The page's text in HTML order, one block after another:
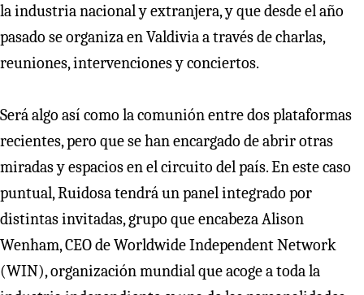
la industria nacional y extranjera, y que desde el año
pasado se organiza en Valdivia a través de charlas,
reuniones, intervenciones y conciertos.
Será algo así como la comunión entre dos plataformas
recientes, pero que se han encargado de abrir otras
miradas y espacios en el circuito del país. En este caso
puntual, Ruidosa tendrá un panel integrado por
distintas invitadas, grupo que encabeza Alison
Wenham, CEO de Worldwide Independent Network
(WIN), organización mundial que acoge a toda la